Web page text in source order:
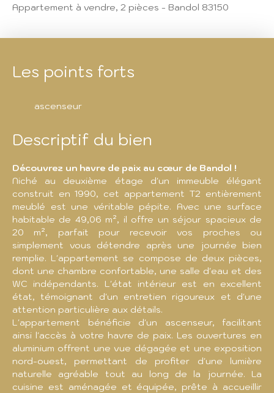
Appartement à vendre, 2 pièces - Bandol 83150
Les points forts
ascenseur
Descriptif du bien
Découvrez un havre de paix au cœur de Bandol !
Niché au deuxième étage d'un immeuble élégant
construit en 1990, cet appartement T2 entièrement
meublé est une véritable pépite. Avec une surface
habitable de 49,06 m², il offre un séjour spacieux de
20 m², parfait pour recevoir vos proches ou
simplement vous détendre après une journée bien
remplie. L'appartement se compose de deux pièces,
dont une chambre confortable, une salle d'eau et des
WC indépendants. L'état intérieur est en excellent
état, témoignant d'un entretien rigoureux et d'une
attention particulière aux détails.
L'appartement bénéficie d'un ascenseur, facilitant
ainsi l'accès à votre havre de paix. Les ouvertures en
aluminium offrent une vue dégagée et une exposition
nord-ouest, permettant de profiter d'une lumière
naturelle agréable tout au long de la journée. La
cuisine est aménagée et équipée, prête à accueillir